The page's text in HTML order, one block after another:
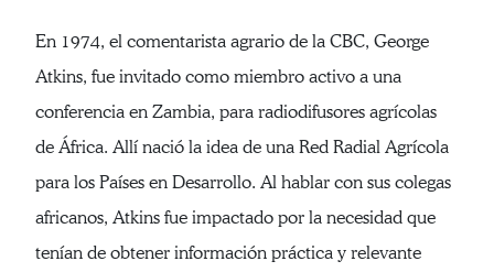
En 1974, el comentarista agrario de la CBC, George
Atkins, fue invitado como miembro activo a una
conferencia en Zambia, para radiodifusores agrícolas
de África. Allí nació la idea de una Red Radial Agrícola
para los Países en Desarrollo. Al hablar con sus colegas
africanos, Atkins fue impactado por la necesidad que
tenían de obtener información práctica y relevante